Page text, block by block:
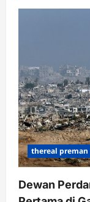
thereal preman
Dewan